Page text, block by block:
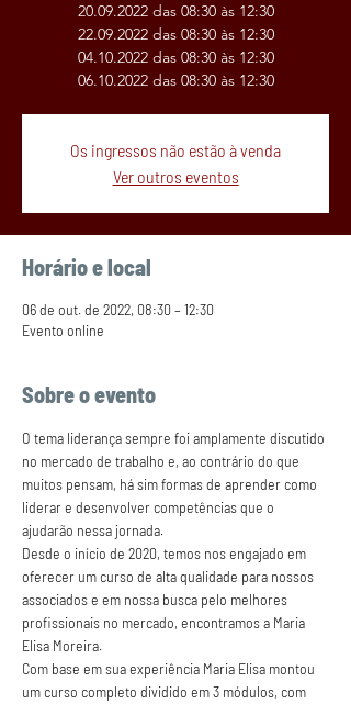
20.09.2022 das 08:30 às 12:30
22.09.2022 das 08:30 às 12:30
04.10.2022 das 08:30 às 12:30
06.10.2022 das 08:30 às 12:30
Os ingressos não estão à venda
Ver outros eventos
Horário e local
06 de out. de 2022, 08:30 – 12:30
Evento online
Sobre o evento
O tema liderança sempre foi amplamente discutido
no mercado de trabalho e, ao contrário do que
muitos pensam, há sim formas de aprender como
liderar e desenvolver competências que o
ajudarão nessa jornada.
Desde o início de 2020, temos nos engajado em
oferecer um curso de alta qualidade para nossos
associados e em nossa busca pelo melhores
profissionais no mercado, encontramos a Maria
Elisa Moreira.
Com base em sua experiência Maria Elisa montou
um curso completo dividido em 3 módulos, com